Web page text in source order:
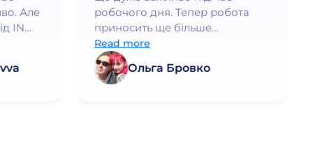
Але
IN
а
Я
робочого дня. Тепер робота
приносить ще більше
задоволення!
Read more
Ольга Бровко